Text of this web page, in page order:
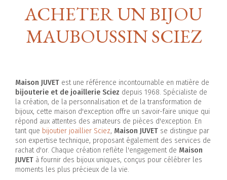
ACHETER UN BIJOU
MAUBOUSSIN SCIEZ
Maison JUVET est une référence incontournable en matière de
bijouterie et de joaillerie Sciez depuis 1968. Spécialiste de
la création, de la personnalisation et de la transformation de
bijoux, cette maison d'exception offre un savoir-faire unique qui
répond aux attentes des amateurs de pièces d'exception. En
tant que bijoutier joaillier Sciez, Maison JUVET se distingue par
son expertise technique, proposant également des services de
rachat d'or. Chaque création reflète l'engagement de Maison
JUVET à fournir des bijoux uniques, conçus pour célébrer les
moments les plus précieux de la vie.